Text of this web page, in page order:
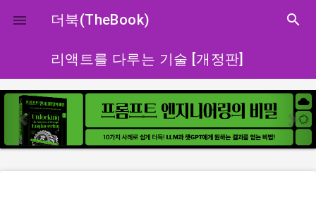
close
 더북(TheBook) search
리액트를 다루는 기술 [개정판]
p
r
e
n
e
x